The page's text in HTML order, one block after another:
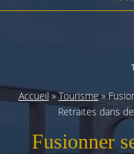
Accueil »Tourisme»
Retraites dans
Fusionner